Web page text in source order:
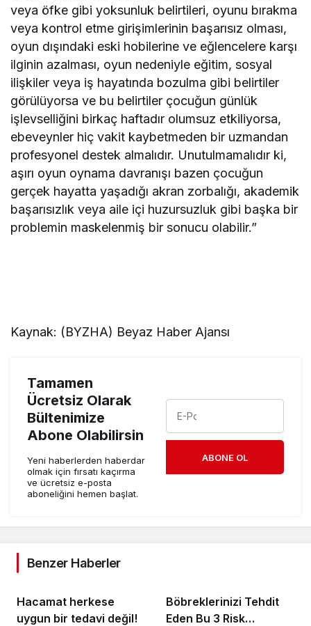
veya öfke gibi yoksunluk belirtileri, oyunu bırakma
veya kontrol etme girişimlerinin başarısız olması,
oyun dışındaki eski hobilerine ve eğlencelere karşı
ilginin azalması, oyun nedeniyle eğitim, sosyal
ilişkiler veya iş hayatında bozulma gibi belirtiler
görülüyorsa ve bu belirtiler çocuğun günlük
işlevselliğini birkaç haftadır olumsuz etkiliyorsa,
ebeveynler hiç vakit kaybetmeden bir uzmandan
profesyonel destek almalıdır. Unutulmamalıdır ki,
aşırı oyun oynama davranışı bazen çocuğun
gerçek hayatta yaşadığı akran zorbalığı, akademik
başarısızlık veya aile içi huzursuzluk gibi başka bir
problemin maskelenmiş bir sonucu olabilir.”
Kaynak: (BYZHA) Beyaz Haber Ajansı
Tamamen
Ücretsiz Olarak
Bültenimize
Abone Olabilirsin
Yeni haberlerden haberdar
olmak için fırsatı kaçırma
ve ücretsiz e-posta
aboneliğini hemen başlat.
ABONE OL
Benzer Haberler
Hacamat herkese
uygun bir tedavi değil!
Böbreklerinizi Tehdit
Eden Bu 3 Risk